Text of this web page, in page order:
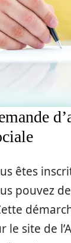
êtes
pouvez
le site de